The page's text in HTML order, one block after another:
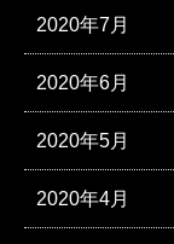
2020年7月
2020年6月
2020年5月
2020年4月